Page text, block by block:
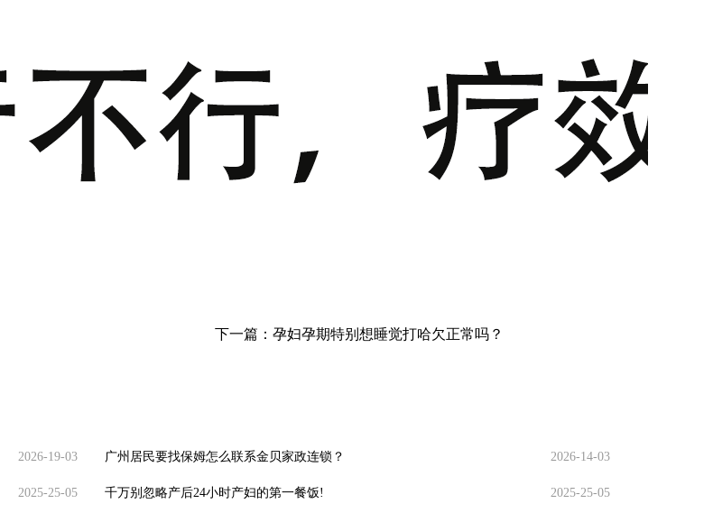
下一篇： 孕妇孕期特别想睡觉打哈欠正常吗？
2026-19-03 2026-14-03
广州居民要找保姆怎么联系金贝家政连锁？
2025-25-05 2025-25-05
千万别忽略产后24小时产妇的第一餐饭!